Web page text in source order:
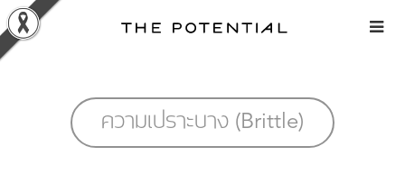
Skip
to
content
ความเปราะบาง (Brittle)